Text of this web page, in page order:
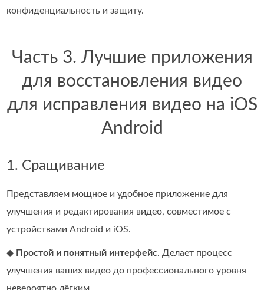
конфиденциальность и защиту.
Часть 3. Лучшие приложения
для восстановления видео
для исправления видео на iOS
Android
1. Сращивание
Представляем мощное и удобное приложение для
улучшения и редактирования видео, совместимое с
устройствами Android и iOS.
◆ Простой и понятный интерфейс. Делает процесс
улучшения ваших видео до профессионального уровня
невероятно лёгким.